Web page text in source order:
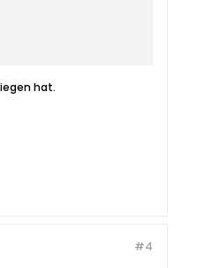
hat.
#4